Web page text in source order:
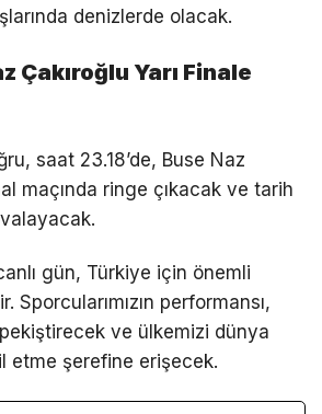
denizlerde olacak.
Çakıroğlu Yarı Finale
saat 23.18’de, Buse Naz
maçında ringe çıkacak ve tarih
gün, Türkiye için önemli
Sporcularımızın performansı,
ve ülkemizi dünya
etme şerefine erişecek.